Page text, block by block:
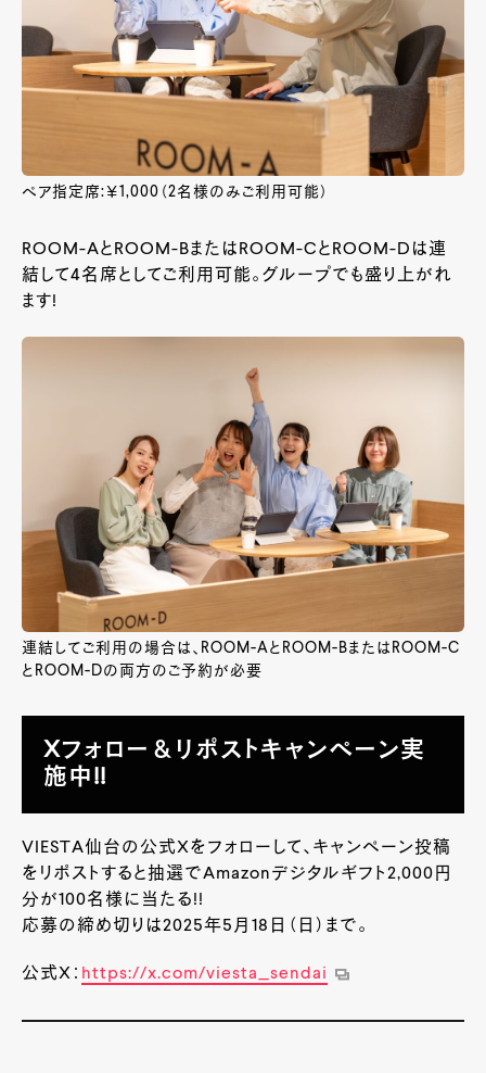
ペア指定席:￥1,000（2名様のみご利用可能）
ROOM-AとROOM-BまたはROOM-CとROOM-Dは連
結して4名席としてご利用可能。グループでも盛り上がれ
ます!
連結してご利用の場合は、ROOM-AとROOM-BまたはROOM-C
とROOM-Dの両方のご予約が必要
Xフォロー＆リポストキャンペーン実
施中!!
VIESTA仙台の公式Xをフォローして、キャンペーン投稿
をリポストすると抽選でAmazonデジタルギフト2,000円
分が100名様に当たる!!
応募の締め切りは2025年5月18日（日）まで。
公式X： https://x.com/viesta_sendai